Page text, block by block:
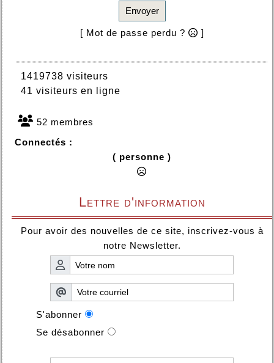
Envoyer
[ Mot de passe perdu ? ]
1419738 visiteurs
41 visiteurs en ligne
52 membres
Connectés :
( personne )
Lettre d'information
Pour avoir des nouvelles de ce site, inscrivez-vous à
notre Newsletter.
S'abonner
Se désabonner